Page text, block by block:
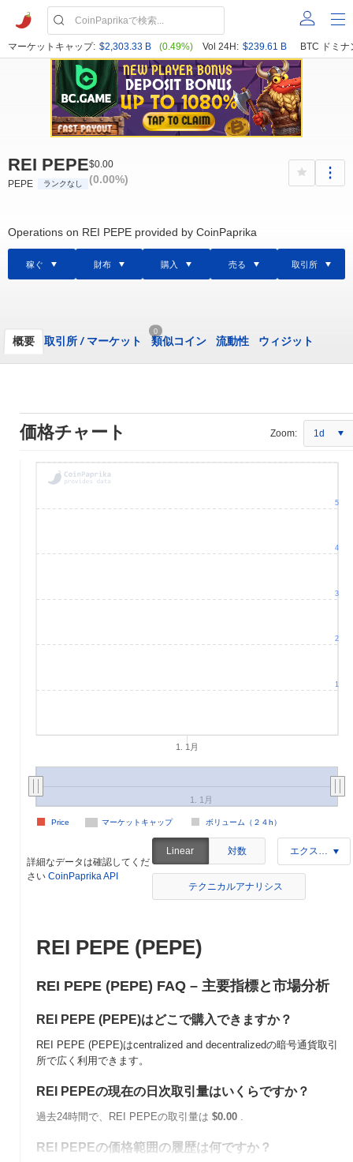
マーケットキャップ: $2,303.33 B (0.49%) Vol 24H: $239.61 B BTC ドミナ
REI PEPE
PEPE ランクなし
$0.00
(0.00%)
Operations on REI PEPE provided by CoinPaprika
稼ぐ 財布 購入 売る 取引所
概要 取引所 /マーケット
0
類似コイン 流動性 ウィジット
価格チャート Zoom: 1d
1. 1月
マーケットキャップ ボリューム（２４h）
Price
1. 1月
1
2
3
4
5
詳細なデータは確認してくだ
さい CoinPaprika API
Linear 対数 エクスポート
テクニカルアナリシス
REI PEPE (PEPE)
REI PEPE (PEPE) FAQ – 主要指標と市場分析
REI PEPE (PEPE)はどこで購入できますか？
REI PEPE (PEPE)はcentralized and decentralizedの暗号通貨取引
所で広く利用できます。
REI PEPEの現在の日次取引量はいくらですか？
過去24時間で、REI PEPEの取引量は $0.00 .
REI PEPEの価格範囲の履歴は何ですか？